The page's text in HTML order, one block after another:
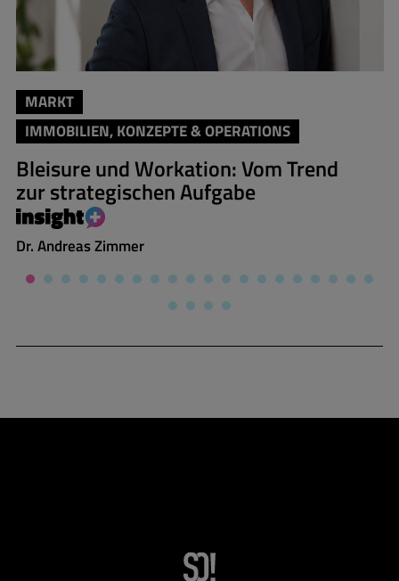
MARKT
IMMOBILIEN, KONZEPTE & OPERATIONS
Bleisure und Workation: Vom Trend
zur strategischen Aufgabe
Dr. Andreas Zimmer